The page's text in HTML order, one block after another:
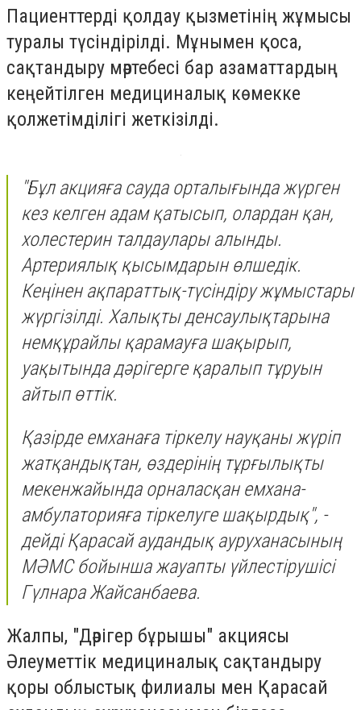
Пациенттерді қолдау қызметінің жұмысы
туралы түсіндірілді. Мұнымен қоса,
сақтандыру мәртебесі бар азаматтардың
кеңейтілген медициналық көмекке
қолжетімділігі жеткізілді.
"Бұл акцияға сауда орталығында жүрген
кез келген адам қатысып, олардан қан,
холестерин талдаулары алынды.
Артериялық қысымдарын өлшедік.
Кеңінен ақпараттық-түсіндіру жұмыстары
жүргізілді. Халықты денсаулықтарына
немқұрайлы қарамауға шақырып,
уақытында дәрігерге қаралып тұруын
айтып өттік.
Қазірде емханаға тіркелу науқаны жүріп
жатқандықтан, өздерінің тұрғылықты
мекенжайында орналасқан емхана-
амбулаторияға тіркелуге шақырдық", -
дейді Қарасай аудандық ауруханасының
МӘМС бойынша жауапты үйлестірушісі
Гүлнара Жайсанбаева.
Жалпы, "Дәрігер бұрышы" акциясы
Әлеуметтік медициналық сақтандыру
қоры облыстық филиалы мен Қарасай